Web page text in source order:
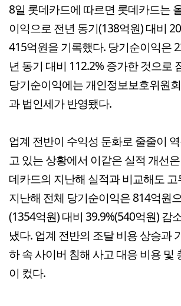
8일 롯데카드에 따르면 롯데카드는
이익으로 전년 동기(138억원) 대비
415억원을 기록했다. 당기순이익은
년 동기 대비 112.2% 증가한 것으로
당기순이익에는 개인정보보호위원
과 법인세가 반영됐다.
업계 전반이 수익성 둔화로 줄줄이
고 있는 상황에서 이같은 실적 개선
데카드의 지난해 실적과 비교해도
지난해 전체 당기순이익은 814억원
(1354억원) 대비 39.9%(540억원) 감
냈다. 업계 전반의 조달 비용 상승과
하 속 사이버 침해 사고 대응 비용 및
이 컸다.